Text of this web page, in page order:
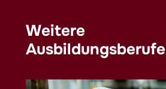
Weitere
Ausbildungsberufe